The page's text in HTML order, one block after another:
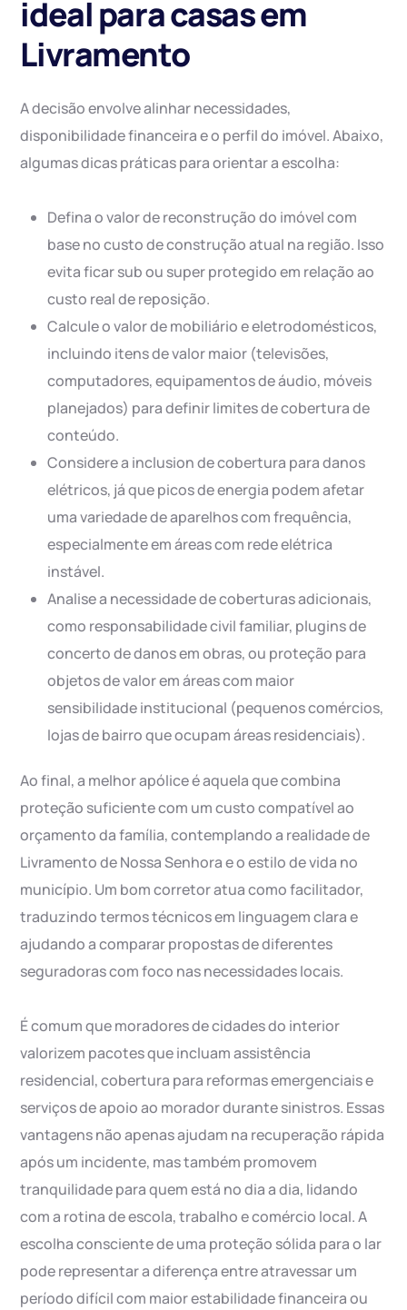
ideal para casas em
Livramento
A decisão envolve alinhar necessidades,
disponibilidade financeira e o perfil do imóvel. Abaixo,
algumas dicas práticas para orientar a escolha:
Defina o valor de reconstrução do imóvel com
base no custo de construção atual na região. Isso
evita ficar sub ou super protegido em relação ao
custo real de reposição.
Calcule o valor de mobiliário e eletrodomésticos,
incluindo itens de valor maior (televisões,
computadores, equipamentos de áudio, móveis
planejados) para definir limites de cobertura de
conteúdo.
Considere a inclusion de cobertura para danos
elétricos, já que picos de energia podem afetar
uma variedade de aparelhos com frequência,
especialmente em áreas com rede elétrica
instável.
Analise a necessidade de coberturas adicionais,
como responsabilidade civil familiar, plugins de
concerto de danos em obras, ou proteção para
objetos de valor em áreas com maior
sensibilidade institucional (pequenos comércios,
lojas de bairro que ocupam áreas residenciais).
Ao final, a melhor apólice é aquela que combina
proteção suficiente com um custo compatível ao
orçamento da família, contemplando a realidade de
Livramento de Nossa Senhora e o estilo de vida no
município. Um bom corretor atua como facilitador,
traduzindo termos técnicos em linguagem clara e
ajudando a comparar propostas de diferentes
seguradoras com foco nas necessidades locais.
É comum que moradores de cidades do interior
valorizem pacotes que incluam assistência
residencial, cobertura para reformas emergenciais e
serviços de apoio ao morador durante sinistros. Essas
vantagens não apenas ajudam na recuperação rápida
após um incidente, mas também promovem
tranquilidade para quem está no dia a dia, lidando
com a rotina de escola, trabalho e comércio local. A
escolha consciente de uma proteção sólida para o lar
pode representar a diferença entre atravessar um
período difícil com maior estabilidade financeira ou